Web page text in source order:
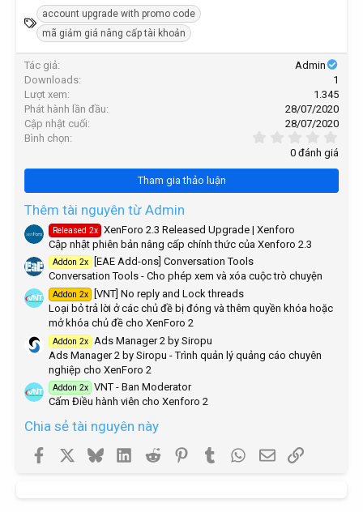
c
i
o
n
s
:
T
ừ
k
ó
a
account upgrade with promo code
mã giảm giá nâng cấp tài khoản
Tác giả
Admin
Downloads
1
Lượt xem
1.345
Phát hành lần đầu
28/07/2020
Cập nhật cuối
28/07/2020
Bình chọn
0
t
0 đánh giá
Tham gia thảo luận
Thêm tài nguyên từ Admin
Released 2x XenForo 2.3 Released Upgrade | Xenforo
Cập nhật phiên bản nâng cấp chính thức của Xenforo 2.3
Addon 2x
[EAE Add-ons] Conversation Tools
Conversation Tools - Cho phép xem và xóa cuộc trò chuyện
Addon 2x
[VNT] No reply and Lock threads
Loại bỏ trả lời ở các chủ đề bị đóng và thêm quyền khóa hoặc
mở khóa chủ đề cho XenForo 2
Addon 2x
Ads Manager 2 by Siropu
Ads Manager 2 by Siropu - Trình quản lý quảng cáo chuyên
nghiệp cho XenForo 2
Addon 2x VNT - Ban Moderator
Cấm Điều hành viên cho Xenforo 2
Chia sẻ tài nguyên này
Facebook BlueskyLinkedInReddit PinterestTumblr WhatsApp
EmailLink